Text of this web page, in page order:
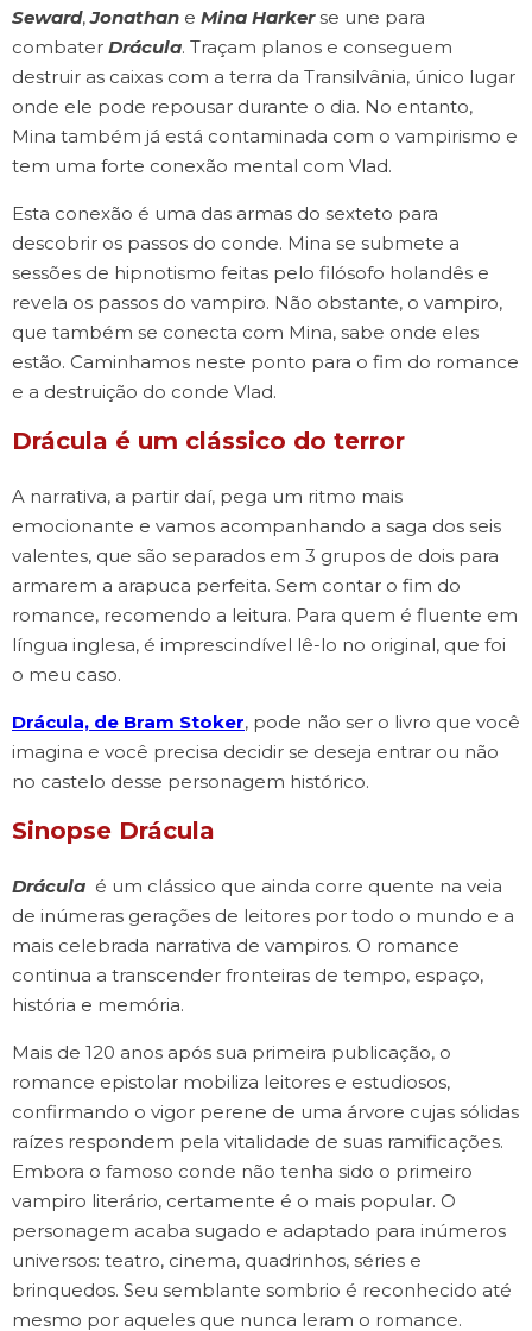
Seward,Jonathan e Mina Harkerse une para
combater Drácula. Traçam planos e conseguem
destruir as caixas com a terra da Transilvânia, único lugar
onde ele pode repousar durante o dia. No entanto,
Mina também já está contaminada com o vampirismo e
tem uma forte conexão mental com Vlad.
Esta conexão é uma das armas do sexteto para
descobrir os passos do conde. Mina se submete a
sessões de hipnotismo feitas pelo filósofo holandês e
revela os passos do vampiro. Não obstante, o vampiro,
que também se conecta com Mina, sabe onde eles
estão. Caminhamos neste ponto para o fim do romance
e a destruição do conde Vlad.
Drácula é um clássico do terror
A narrativa, a partir daí, pega um ritmo mais
emocionante e vamos acompanhando a saga dos seis
valentes, que são separados em 3 grupos de dois para
armarem a arapuca perfeita. Sem contar o fim do
romance, recomendo a leitura. Para quem é fluente em
língua inglesa, é imprescindível lê-lo no original, que foi
o meu caso.
Drácula, de Bram Stoker, pode não ser o livro que você
imagina e você precisa decidir se deseja entrar ou não
no castelo desse personagem histórico.
Sinopse Drácula
Drácula é um clássico que ainda corre quente na veia
de inúmeras gerações de leitores por todo o mundo e a
mais celebrada narrativa de vampiros. O romance
continua a transcender fronteiras de tempo, espaço,
história e memória.
Mais de 120 anos após sua primeira publicação, o
romance epistolar mobiliza leitores e estudiosos,
confirmando o vigor perene de uma árvore cujas sólidas
raízes respondem pela vitalidade de suas ramificações.
Embora o famoso conde não tenha sido o primeiro
vampiro literário, certamente é o mais popular. O
personagem acaba sugado e adaptado para inúmeros
universos: teatro, cinema, quadrinhos, séries e
brinquedos. Seu semblante sombrio é reconhecido até
mesmo por aqueles que nunca leram o romance.